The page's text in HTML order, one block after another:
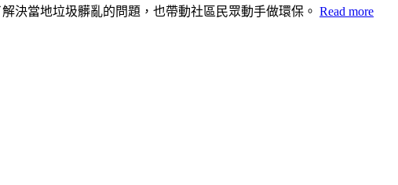
決當地垃圾髒亂的問題，也帶動社區民眾動手做環保。 Read more